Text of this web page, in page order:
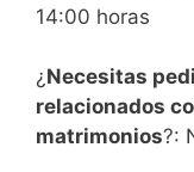
14:00 horas
¿ Necesitas
relacionados
matrimonios?: